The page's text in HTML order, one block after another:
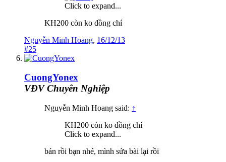
Click to expand...
KH200 còn ko đồng chí
Nguyễn Minh Hoang, 16/12/13
#25
CuongYonex
VĐV Chuyên Nghiệp
Nguyễn Minh Hoang said: ↑
KH200 còn ko đồng chí
Click to expand...
bán rồi bạn nhé, mình sửa bài lại rồi